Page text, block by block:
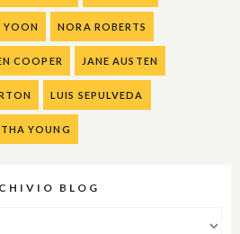
YOON NORA ROBERTS
COOPER JANE AUSTEN
LUIS SEPULVEDA
YOUNG
BLOG